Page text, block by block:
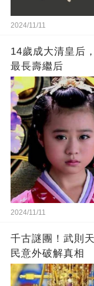
2024/11/11
14歲成大清皇后
最長壽繼后
2024/11/11
千古謎團！武則
民意外破解真相